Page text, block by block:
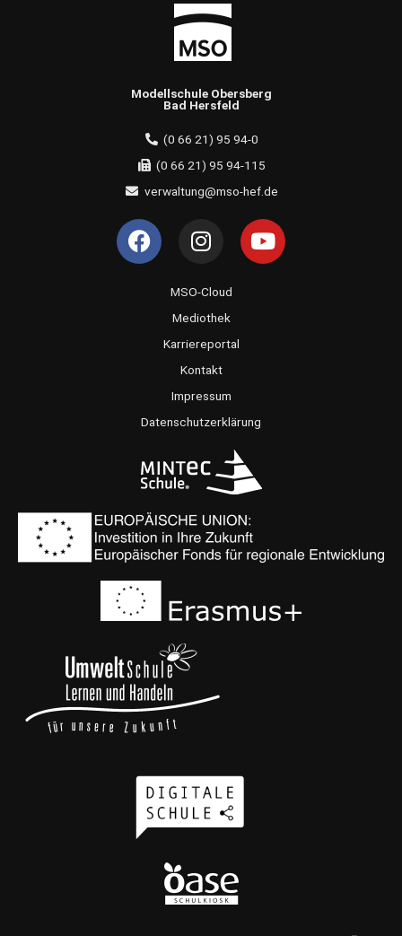
Modellschule Obersberg
Bad Hersfeld
(0 66 21) 95 94-0
(0 66 21) 95 94-115
verwaltung@mso-hef.de
F
a
I
n
t
a
g
r
m
Y
o
MSO-Cloud
Mediothek
Karriereportal
Kontakt
Impressum
Datenschutzerklärung